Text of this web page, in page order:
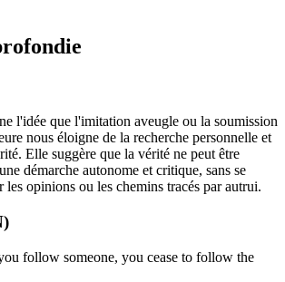
l'idée que l'imitation aveugle ou la soumission
nous éloigne de la recherche personnelle et
Elle suggère que la vérité ne peut être
démarche autonome et critique, sans se
les opinions ou les chemins tracés par autrui.
follow someone, you cease to follow the